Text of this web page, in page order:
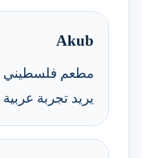
Akub
مطعم فلسطيني
يريد تجربة